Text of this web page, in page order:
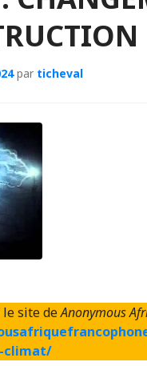
par ticheval
site deAnonymous
climat/